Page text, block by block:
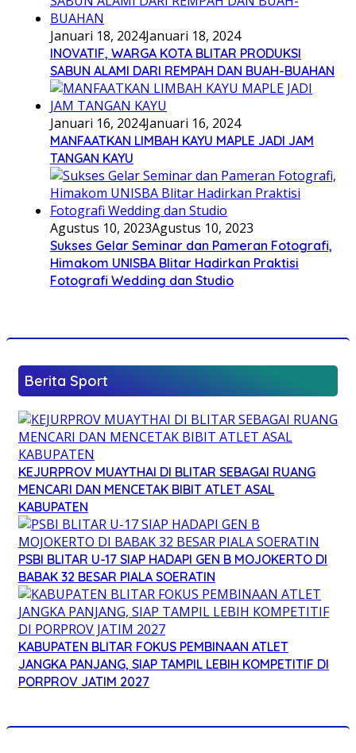
Januari 18, 2024Januari 18, 2024
INOVATIF, WARGA KOTA BLITAR PRODUKSI
SABUN ALAMI DARI REMPAH DAN BUAH-BUAHAN
Januari 16, 2024Januari 16, 2024
MANFAATKAN LIMBAH KAYU MAPLE JADI JAM
TANGAN KAYU
Agustus 10, 2023Agustus 10, 2023
Sukses Gelar Seminar dan Pameran Fotografi,
Himakom UNISBA Blitar Hadirkan Praktisi
Fotografi Wedding dan Studio
Berita Sport
KEJURPROV MUAYTHAI DI BLITAR SEBAGAI RUANG
MENCARI DAN MENCETAK BIBIT ATLET ASAL
KABUPATEN
PSBI BLITAR U-17 SIAP HADAPI GEN B MOJOKERTO DI
BABAK 32 BESAR PIALA SOERATIN
KABUPATEN BLITAR FOKUS PEMBINAAN ATLET
JANGKA PANJANG, SIAP TAMPIL LEBIH KOMPETITIF DI
PORPROV JATIM 2027